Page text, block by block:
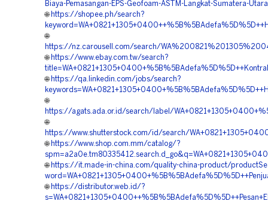
Biaya-Pemasangan-EPS-Geofoam-ASTM-Langkat-Sumatera-Utara
🌐 https://shopee.ph/search?
🌐
https://nz.carousell.com/search/
🌐 https://www.ebay.com.tw/search?
🌐 https://qa.linkedin.com/jobs/search?
🌐
https://agats.ada.or.id/search/label/
🌐
https://www.shutterstock.com/id/search/
🌐 https://www.shop.com.mm/catalog/?
🌐 https://it.made-in-china.com/quality-china-product/
🌐 https://distributor.web.id/?